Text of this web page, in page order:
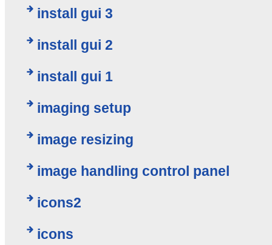
install gui 3
install gui 2
install gui 1
imaging setup
image resizing
image handling control panel
icons2
icons